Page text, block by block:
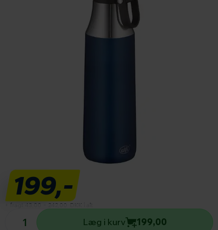
199,-
+ fragt 43,00 242,00 DKK i alt
Antal produkter
Læg i kurv 199,00